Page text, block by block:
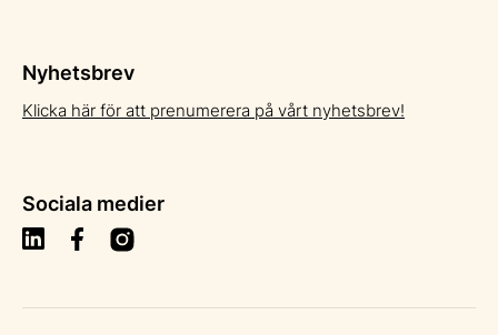
Nyhetsbrev
Klicka här för att prenumerera på vårt nyhetsbrev!
Sociala medier